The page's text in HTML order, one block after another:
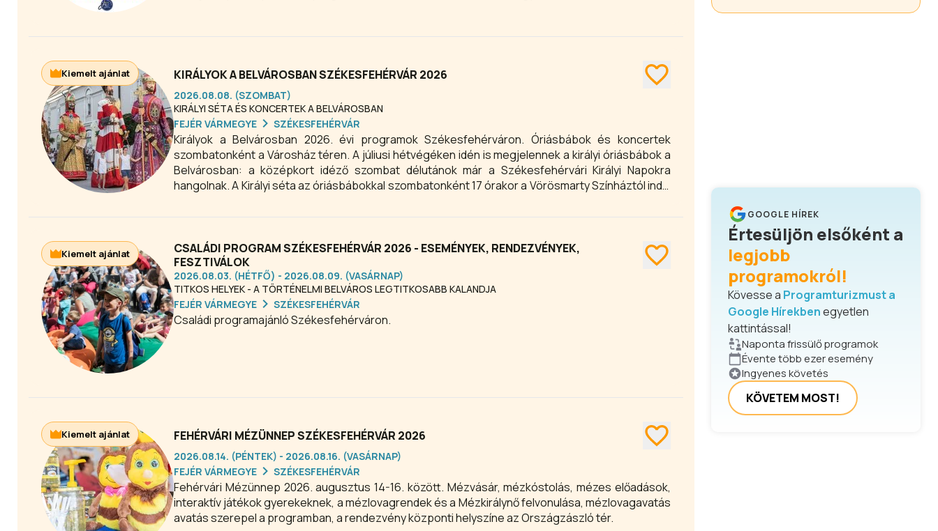
KIRÁLYOK A BELVÁROSBAN SZÉKESFEHÉRVÁR 2026
2026.08.08. (SZOMBAT)
KIRÁLYI SÉTA ÉS KONCERTEK A BELVÁROSBAN
FEJÉR VÁRMEGYE
SZÉKESFEHÉRVÁR
Királyok a Belvárosban 2026. évi programok Székesfehérváron. Óriásbábok és koncertek
szombatonként a Városház téren. A júliusi hétvégéken idén is megjelennek a királyi óriásbábok a
Belvárosban: a középkort idéző szombat délutánok már a Székesfehérvári Királyi Napokra
hangolnak. A Királyi séta az óriásbábokkal szombatonként 17 órakor a Vörösmarty Színháztól indul
Kiemelt ajánlat
CSALÁDI PROGRAM SZÉKESFEHÉRVÁR 2026 - ESEMÉNYEK, RENDEZVÉNYEK,
FESZTIVÁLOK
2026.08.03. (HÉTFŐ) - 2026.08.09. (VASÁRNAP)
TITKOS HELYEK - A TÖRTÉNELMI BELVÁROS LEGTITKOSABB KALANDJA
FEJÉR VÁRMEGYE
SZÉKESFEHÉRVÁR
Családi programajánló Székesfehérváron.
Kiemelt ajánlat
FEHÉRVÁRI MÉZÜNNEP SZÉKESFEHÉRVÁR 2026
2026.08.14. (PÉNTEK) - 2026.08.16. (VASÁRNAP)
FEJÉR VÁRMEGYE
SZÉKESFEHÉRVÁR
Fehérvári Mézünnep 2026. augusztus 14-16. között. Mézvásár, mézkóstolás, mézes előadások,
interaktív játékok gyerekeknek, a mézlovagrendek és a Mézkirálynő felvonulása, mézlovagavatás
avatás szerepel a programban, a rendezvény központi helyszíne az Országzászló tér.
Kiemelt ajánlat
GOOGLE HÍREK
Értesüljön elsőként a
legjobb
programokról!
Kövesse a Programturizmust a
Google Hírekbenegyetlen
kattintással!
Naponta frissülő programok
Évente több ezer esemény
Ingyenes követés
KÖVETEM MOST!